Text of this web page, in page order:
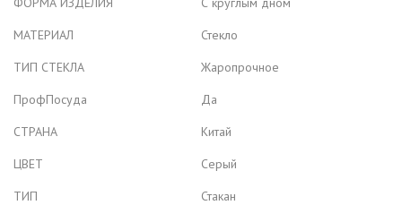
МАТЕРИАЛ
Стекло
ТИП СТЕКЛА
Жаропрочное
ПрофПосуда
Да
СТРАНА
Китай
ЦВЕТ
Серый
ТИП
Стакан